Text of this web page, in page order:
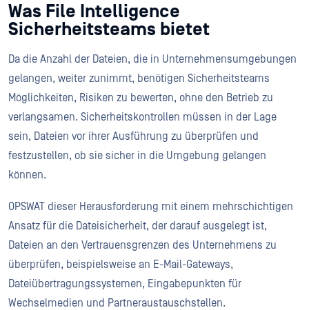
Was File Intelligence
Sicherheitsteams bietet
Da die Anzahl der Dateien, die in Unternehmensumgebungen
gelangen, weiter zunimmt, benötigen Sicherheitsteams
Möglichkeiten, Risiken zu bewerten, ohne den Betrieb zu
verlangsamen. Sicherheitskontrollen müssen in der Lage
sein, Dateien vor ihrer Ausführung zu überprüfen und
festzustellen, ob sie sicher in die Umgebung gelangen
können.
OPSWAT dieser Herausforderung mit einem mehrschichtigen
Ansatz für die Dateisicherheit, der darauf ausgelegt ist,
Dateien an den Vertrauensgrenzen des Unternehmens zu
überprüfen, beispielsweise an E-Mail-Gateways,
Dateiübertragungssystemen, Eingabepunkten für
Wechselmedien und Partneraustauschstellen.